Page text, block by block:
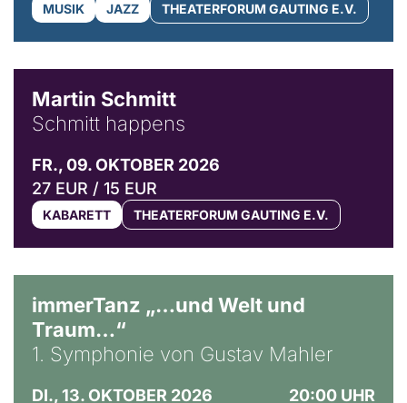
MUSIK JAZZ THEATERFORUM GAUTING E.V.
Martin Schmitt
Schmitt happens
FR., 09. OKTOBER 2026
27 EUR / 15 EUR
KABARETT THEATERFORUM GAUTING E.V.
immerTanz „…und Welt und
Traum…“
1. Symphonie von Gustav Mahler
DI., 13. OKTOBER 2026
20:00 UHR